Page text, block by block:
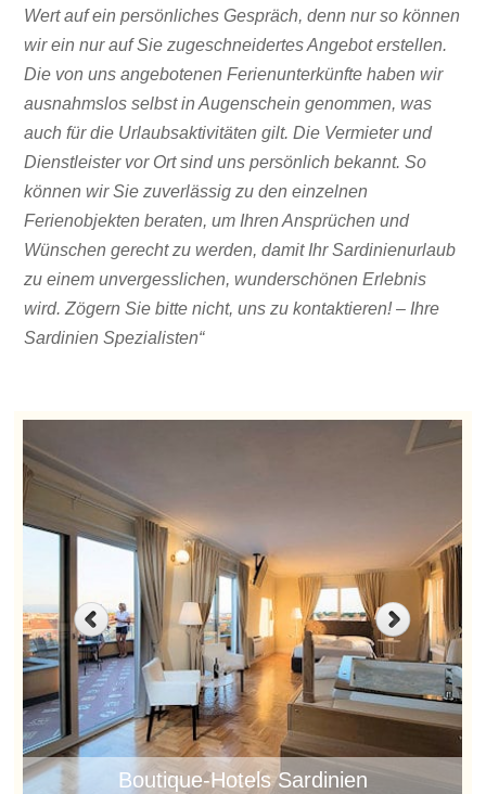
Wert auf ein persönliches Gespräch, denn nur so können
wir ein nur auf Sie zugeschneidertes Angebot erstellen.
Die von uns angebotenen Ferienunterkünfte haben wir
ausnahmslos selbst in Augenschein genommen, was
auch für die Urlaubsaktivitäten gilt. Die Vermieter und
Dienstleister vor Ort sind uns persönlich bekannt. So
können wir Sie zuverlässig zu den einzelnen
Ferienobjekten beraten, um Ihren Ansprüchen und
Wünschen gerecht zu werden, damit Ihr Sardinienurlaub
zu einem unvergesslichen, wunderschönen Erlebnis
wird. Zögern Sie bitte nicht, uns zu kontaktieren! – Ihre
Sardinien Spezialisten“
Boutique-Hotels Sardinien